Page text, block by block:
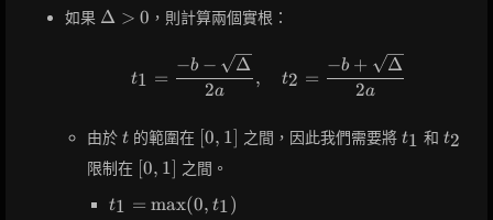
如果 \Delta
Δ > 0 ，則計算兩個實根：
t_1 = \frac{-b -
t1 =
2a
−b − Δ
, t2 =
2a
−b + Δ
由於 t
t 的範圍在 [0,
1]
0, 1 之間，因此我們需要將 t_1
t1 和 t_2
t2
限制在 [0,
1]
0, 1 之間。
t_1 =
t1 = max(0, t1)